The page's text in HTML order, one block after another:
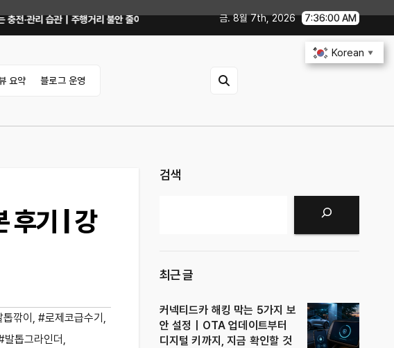
거리 불안 줄이는 현실적인 방법 iOS 27·Android 17 최신 기능 숨은 팁｜매일 써먹을 만한
금. 8월 7th, 2026 7:36:02 AM
요약 블로그 운영
후기 | 강
깎이 , #로제코급수기 ,
발톱그라인더 ,
검색
최근 글
커넥티드카 해킹 막는 5가지 보
안 설정｜OTA 업데이트부터
디지털 키까지, 지금 확인할 것
Korean ▼